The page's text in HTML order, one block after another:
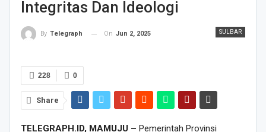
Integritas Dan Ideologi
SULBAR
By Telegraph On Jun 2, 2025
0
228
Share
TELEGRAPH.ID, MAMUJU – Pemerintah Provinsi